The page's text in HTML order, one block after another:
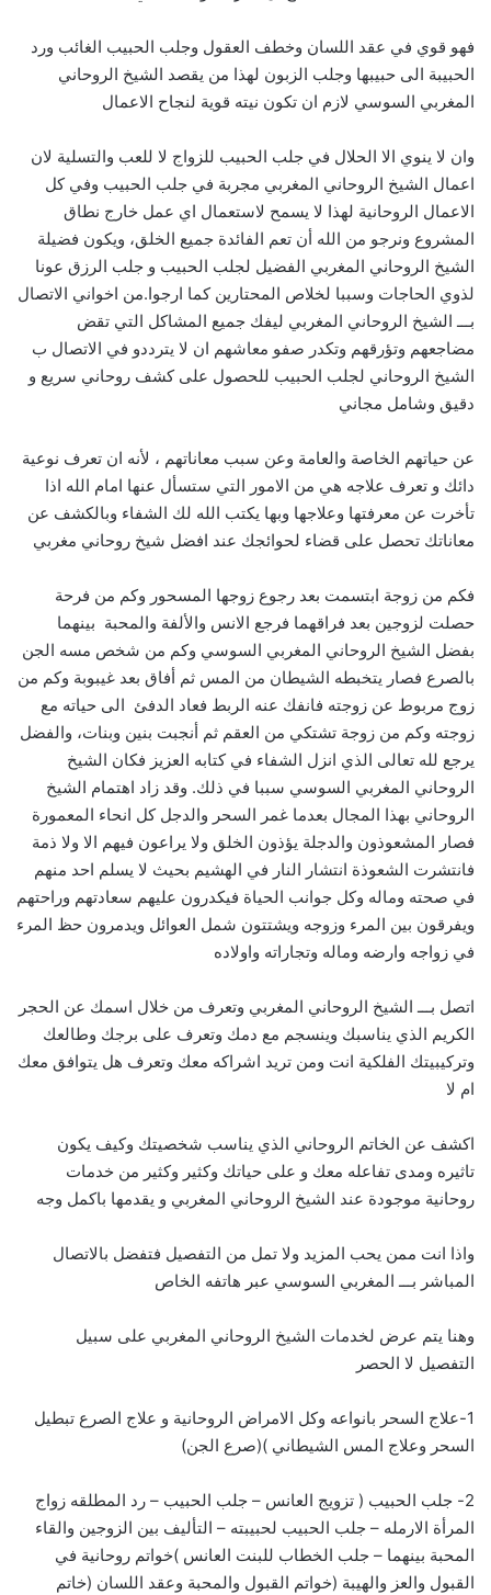
فهو قوي في عقد اللسان وخطف العقول وجلب الحبيب الغائب ورد
الحبيبة الى حبيبها وجلب الزبون لهذا من يقصد الشيخ الروحاني
المغربي السوسي لازم ان تكون نيته قوية لنجاح الاعمال
وان لا ينوي الا الحلال في جلب الحبيب للزواج لا للعب والتسلية لان
اعمال الشيخ الروحاني المغربي مجربة في جلب الحبيب وفي كل
الاعمال الروحانية لهذا لا يسمح لاستعمال اي عمل خارج نطاق
المشروع ونرجو من الله أن تعم الفائدة جميع الخلق، ويكون فضيلة
الشيخ الروحاني المغربي الفضيل لجلب الحبيب و جلب الرزق عونا
لذوي الحاجات وسببا لخلاص المحتارين كما ارجوا.من اخواني الاتصال
بـــ الشيخ الروحاني المغربي ليفك جميع المشاكل التي تقض
مضاجعهم وتؤرقهم وتكدر صفو معاشهم ان لا يترددو في الاتصال ب
الشيخ الروحاني لجلب الحبيب للحصول على كشف روحاني سريع و
دقيق وشامل مجاني
عن حياتهم الخاصة والعامة وعن سبب معاناتهم ، لأنه ان تعرف نوعية
دائك و تعرف علاجه هي من الامور التي ستسأل عنها امام الله اذا
تأخرت عن معرفتها وعلاجها وبها يكتب الله لك الشفاء وبالكشف عن
معاناتك تحصل على قضاء لحوائجك عند افضل شيخ روحاني مغربي
فكم من زوجة ابتسمت بعد رجوع زوجها المسحور وكم من فرحة
حصلت لزوجين بعد فراقهما فرجع الانس والألفة والمحبة بينهما
بفضل الشيخ الروحاني المغربي السوسي وكم من شخص مسه الجن
بالصرع فصار يتخبطه الشيطان من المس ثم أفاق بعد غيبوبة وكم من
زوج مربوط عن زوجته فانفك عنه الربط فعاد الدفئ الى حياته مع
زوجته وكم من زوجة تشتكي من العقم ثم أنجبت بنين وبنات، والفضل
يرجع لله تعالى الذي انزل الشفاء في كتابه العزيز فكان الشيخ
الروحاني المغربي السوسي سببا في ذلك. وقد زاد اهتمام الشيخ
الروحاني بهذا المجال بعدما غمر السحر والدجل كل انحاء المعمورة
فصار المشعوذون والدجلة يؤذون الخلق ولا يراعون فيهم الا ولا ذمة
فانتشرت الشعوذة انتشار النار في الهشيم بحيث لا يسلم احد منهم
في صحته وماله وكل جوانب الحياة فيكدرون عليهم سعادتهم وراحتهم
ويفرقون بين المرء وزوجه ويشتتون شمل العوائل ويدمرون حظ المرء
في زواجه وارضه وماله وتجاراته واولاده
اتصل بـــ الشيخ الروحاني المغربي وتعرف من خلال اسمك عن الحجر
الكريم الذي يناسبك وينسجم مع دمك وتعرف على برجك وطالعك
وتركيبيتك الفلكية انت ومن تريد اشراكه معك وتعرف هل يتوافق معك
ام لا
اكشف عن الخاتم الروحاني الذي يناسب شخصيتك وكيف يكون
تاثيره ومدى تفاعله معك و على حياتك وكثير وكثير من خدمات
روحانية موجودة عند الشيخ الروحاني المغربي و يقدمها باكمل وجه
واذا انت ممن يحب المزيد ولا تمل من التفصيل فتفضل بالاتصال
المباشر بـــ المغربي السوسي عبر هاتفه الخاص
وهنا يتم عرض لخدمات الشيخ الروحاني المغربي على سبيل
التفصيل لا الحصر
1-علاج السحر بانواعه وكل الامراض الروحانية و علاج الصرع تبطيل
السحر وعلاج المس الشيطاني )(صرع الجن)
2- جلب الحبيب ( تزويج العانس – جلب الحبيب – رد المطلقه زواج
المرأة الارمله – جلب الحبيب لحبيبته – التأليف بين الزوجين والقاء
المحبة بينهما – جلب الخطاب للبنت العانس )خواتم روحانية في
القبول والعز والهيبة (خواتم القبول والمحبة وعقد اللسان (خاتم